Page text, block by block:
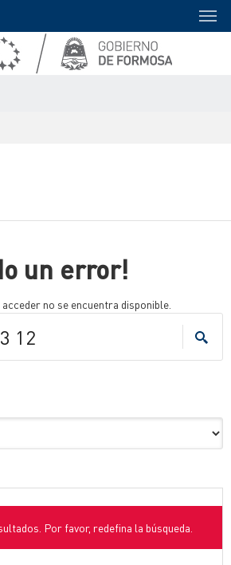
un error!
no se encuentra disponible.
Por favor, redefina la búsqueda.